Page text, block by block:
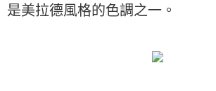
是美拉德風格的色調之一。